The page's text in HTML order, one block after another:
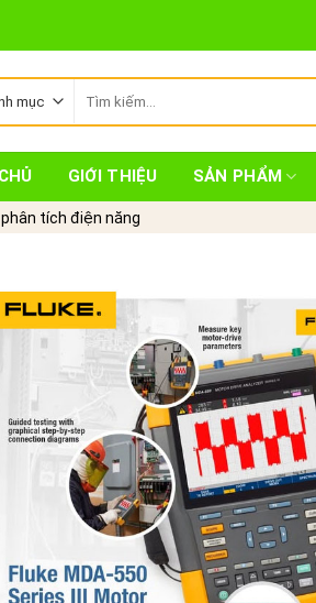
kiếm:
GIỚI THIỆU SẢN PHẨM
tích điện năng